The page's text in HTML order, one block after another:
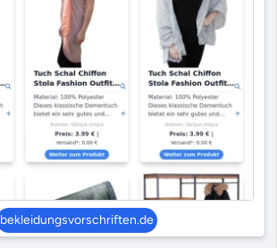
bekleidungsvorschriften.de